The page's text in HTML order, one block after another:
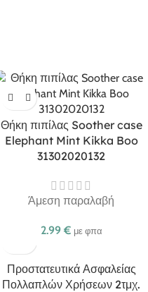
Θήκη πιπίλας Soother case
Elephant Mint Kikka Boo
31302020132
Άμεση παραλαβή
2.99 € με φπα
Προστατευτικά Ασφαλείας
Πολλαπλών Χρήσεων 2τμχ.